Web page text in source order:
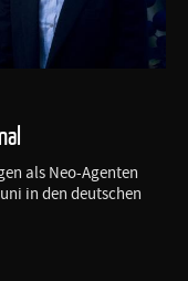
als Neo-Agenten
in den deutschen